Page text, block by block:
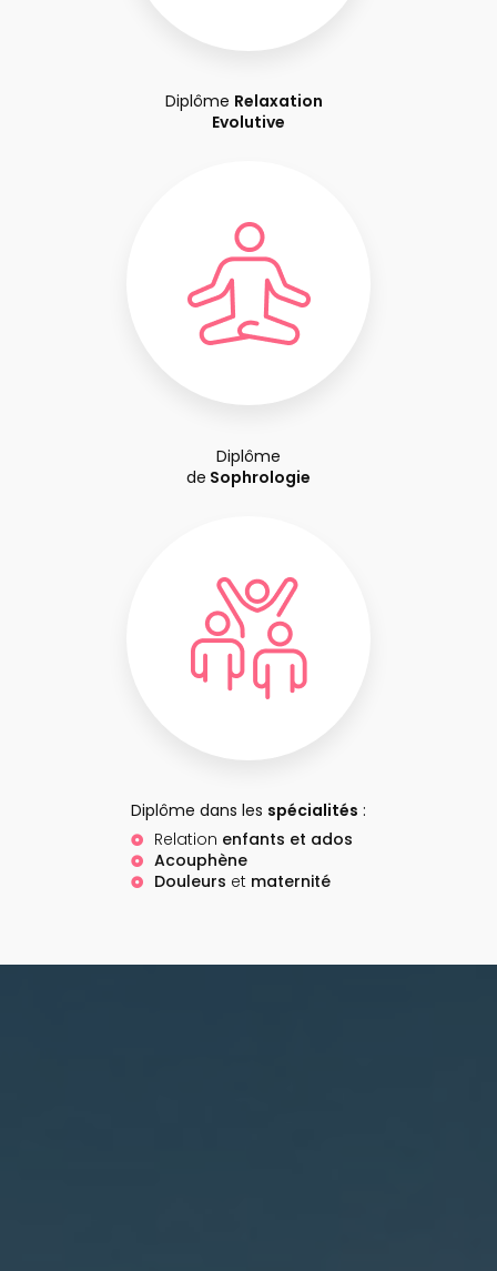
Diplôme Relaxation
Evolutive
Diplôme
de Sophrologie
Diplôme dans les spécialités :
Relation enfants et ados
Acouphène
Douleurs et maternité